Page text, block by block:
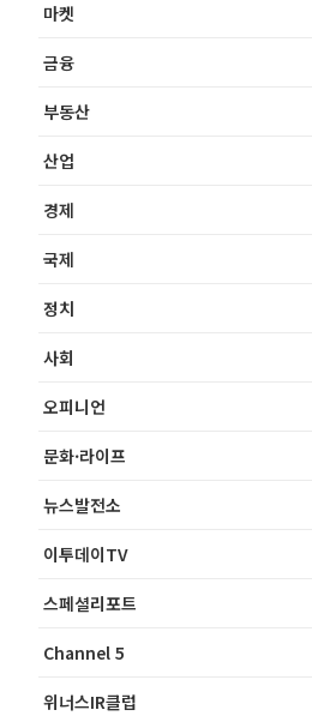
마켓
금융
부동산
산업
경제
국제
정치
사회
오피니언
문화·라이프
뉴스발전소
이투데이TV
스페셜리포트
Channel 5
위너스IR클럽